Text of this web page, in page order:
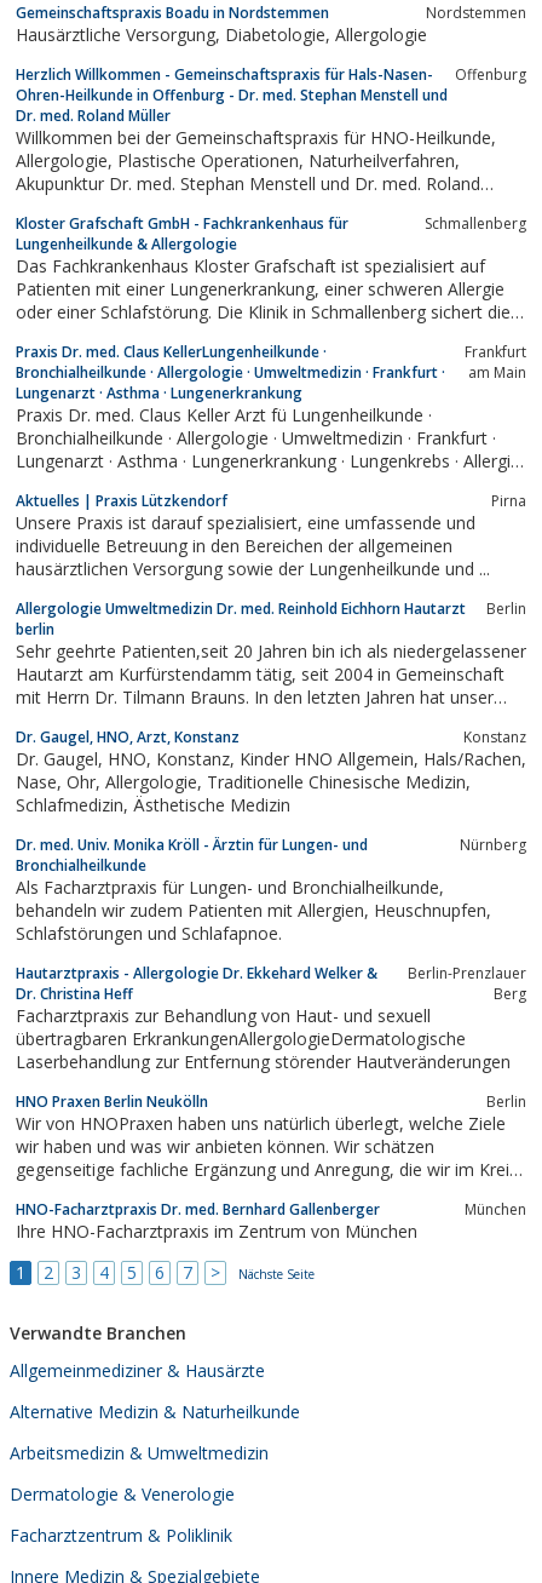
Gemeinschaftspraxis Boadu in Nordstemmen Nordstemmen
Hausärztliche Versorgung, Diabetologie, Allergologie
Herzlich Willkommen - Gemeinschaftspraxis für Hals-Nasen-
Ohren-Heilkunde in Offenburg - Dr. med. Stephan Menstell und
Dr. med. Roland Müller
Offenburg
Willkommen bei der Gemeinschaftspraxis für HNO-Heilkunde,
Allergologie, Plastische Operationen, Naturheilverfahren,
Akupunktur Dr. med. Stephan Menstell und Dr. med. Roland
Kloster Grafschaft GmbH - Fachkrankenhaus für
Lungenheilkunde & Allergologie
Schmallenberg
Das Fachkrankenhaus Kloster Grafschaft ist spezialisiert auf
Patienten mit einer Lungenerkrankung, einer schweren Allergie
oder einer Schlafstörung. Die Klinik in Schmallenberg sichert die
Bronchialheilkunde (Pneumologie), Allergologie, Schlafmedizin
und Beatmung. Weitere...
Praxis Dr. med. Claus KellerLungenheilkunde ·
Bronchialheilkunde · Allergologie · Umweltmedizin · Frankfurt ·
Lungenarzt · Asthma · Lungenerkrankung
Frankfurt
am Main
Praxis Dr. med. Claus Keller Arzt fü Lungenheilkunde ·
Bronchialheilkunde · Allergologie · Umweltmedizin · Frankfurt ·
Lungenarzt · Asthma · Lungenerkrankung · Lungenkrebs · Allergie
Aktuelles | Praxis Lützkendorf Pirna
Unsere Praxis ist darauf spezialisiert, eine umfassende und
individuelle Betreuung in den Bereichen der allgemeinen
hausärztlichen Versorgung sowie der Lungenheilkunde und ...
Allergologie Umweltmedizin Dr. med. Reinhold Eichhorn Hautarzt
berlin
Berlin
Sehr geehrte Patienten,seit 20 Jahren bin ich als niedergelassener
Hautarzt am Kurfürstendamm tätig, seit 2004 in Gemeinschaft
mit Herrn Dr. Tilmann Brauns. In den letzten Jahren hat unser
unsere Patienten nicht immer positiver Natur waren, trotzdem
halten ich und...
Dr. Gaugel, HNO, Arzt, Konstanz Konstanz
Dr. Gaugel, HNO, Konstanz, Kinder HNO Allgemein, Hals/Rachen,
Nase, Ohr, Allergologie, Traditionelle Chinesische Medizin,
Schlafmedizin, Ästhetische Medizin
Dr. med. Univ. Monika Kröll - Ärztin für Lungen- und
Bronchialheilkunde
Nürnberg
Als Facharztpraxis für Lungen- und Bronchialheilkunde,
behandeln wir zudem Patienten mit Allergien, Heuschnupfen,
Schlafstörungen und Schlafapnoe.
Hautarztpraxis - Allergologie Dr. Ekkehard Welker &
Dr. Christina Heff
Berlin-Prenzlauer
Berg
Facharztpraxis zur Behandlung von Haut- und sexuell
übertragbaren ErkrankungenAllergologieDermatologische
Laserbehandlung zur Entfernung störender Hautveränderungen
HNO Praxen Berlin Neukölln Berlin
Wir von HNOPraxen haben uns natürlich überlegt, welche Ziele
wir haben und was wir anbieten können. Wir schätzen
gegenseitige fachliche Ergänzung und Anregung, die wir im Kreis
Azubis, Krankenschwestern, Audiometristin, MTA und Ärzte
erleben. Zusammen nutzen...
HNO-Facharztpraxis Dr. med. Bernhard Gallenberger München
Ihre HNO-Facharztpraxis im Zentrum von München
1
2 3 4 5 6 7 > Nächste Seite
Verwandte Branchen
Allgemeinmediziner & Hausärzte
Alternative Medizin & Naturheilkunde
Arbeitsmedizin & Umweltmedizin
Dermatologie & Venerologie
Facharztzentrum & Poliklinik
Innere Medizin & Spezialgebiete